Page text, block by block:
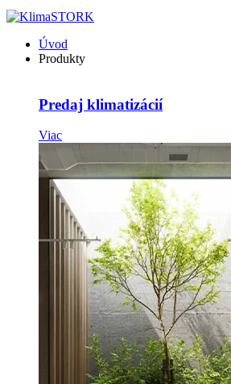
Úvod
Produkty
Predaj klimatizácií
Viac